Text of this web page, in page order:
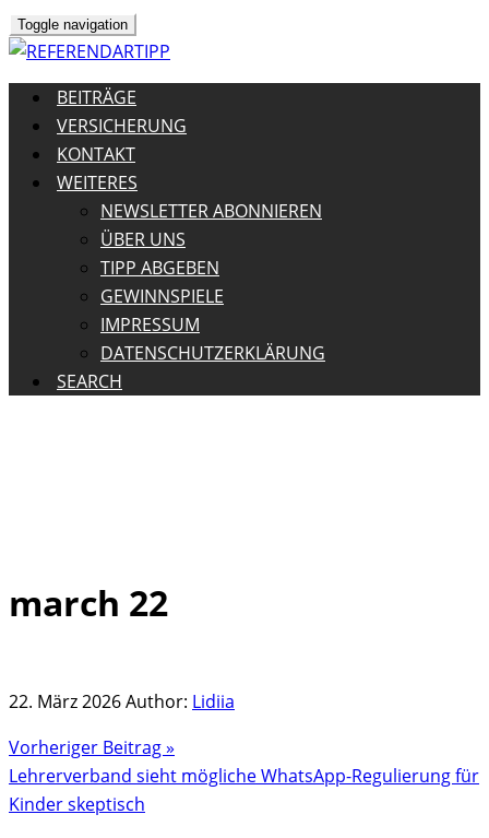
Toggle navigation
BEITRÄGE
VERSICHERUNG
KONTAKT
WEITERES
NEWSLETTER ABONNIEREN
ÜBER UNS
TIPP ABGEBEN
GEWINNSPIELE
IMPRESSUM
DATENSCHUTZERKLÄRUNG
SEARCH
Skip
march 22
22. März 2026Author: Lidiia
Vorheriger Beitrag »
Lehrerverband sieht mögliche WhatsApp-Regulierung für
Kinder skeptisch